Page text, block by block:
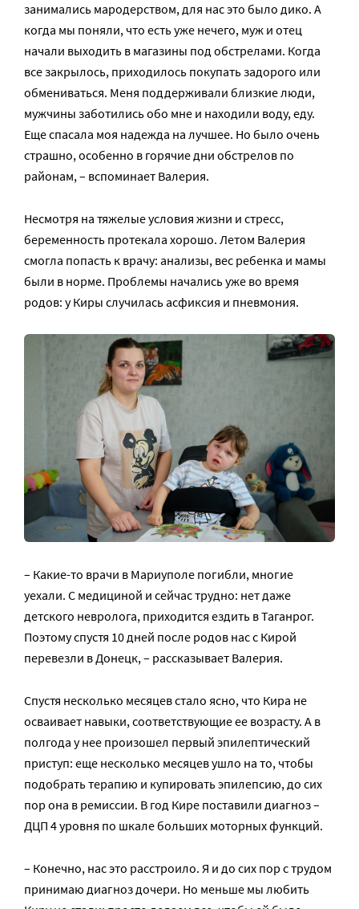
занимались мародерством, для нас это было дико. А
когда мы поняли, что есть уже нечего, муж и отец
начали выходить в магазины под обстрелами. Когда
все закрылось, приходилось покупать задорого или
обмениваться. Меня поддерживали близкие люди,
мужчины заботились обо мне и находили воду, еду.
Еще спасала моя надежда на лучшее. Но было очень
страшно, особенно в горячие дни обстрелов по
районам, – вспоминает Валерия.
Несмотря на тяжелые условия жизни и стресс,
беременность протекала хорошо. Летом Валерия
смогла попасть к врачу: анализы, вес ребенка и мамы
были в норме. Проблемы начались уже во время
родов: у Киры случилась асфиксия и пневмония.
– Какие-то врачи в Мариуполе погибли, многие
уехали. С медициной и сейчас трудно: нет даже
детского невролога, приходится ездить в Таганрог.
Поэтому спустя 10 дней после родов нас с Кирой
перевезли в Донецк, – рассказывает Валерия.
Спустя несколько месяцев стало ясно, что Кира не
осваивает навыки, соответствующие ее возрасту. А в
полгода у нее произошел первый эпилептический
приступ: еще несколько месяцев ушло на то, чтобы
подобрать терапию и купировать эпилепсию, до сих
пор она в ремиссии. В год Кире поставили диагноз –
ДЦП 4 уровня по шкале больших моторных функций.
– Конечно, нас это расстроило. Я и до сих пор с трудом
принимаю диагноз дочери. Но меньше мы любить